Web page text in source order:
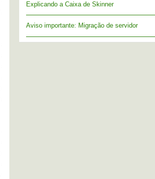
Explicando a Caixa de Skinner
Aviso importante: Migração de servidor